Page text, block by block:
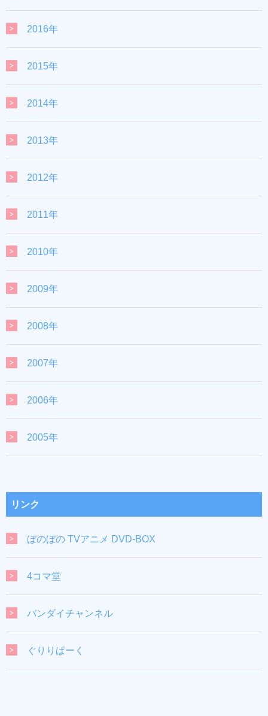
2016年
2015年
2014年
2013年
2012年
2011年
2010年
2009年
2008年
2007年
2006年
2005年
リンク
ぼのぼの TVアニメ DVD-BOX
4コマ堂
バンダイチャンネル
ぐりりぱーく